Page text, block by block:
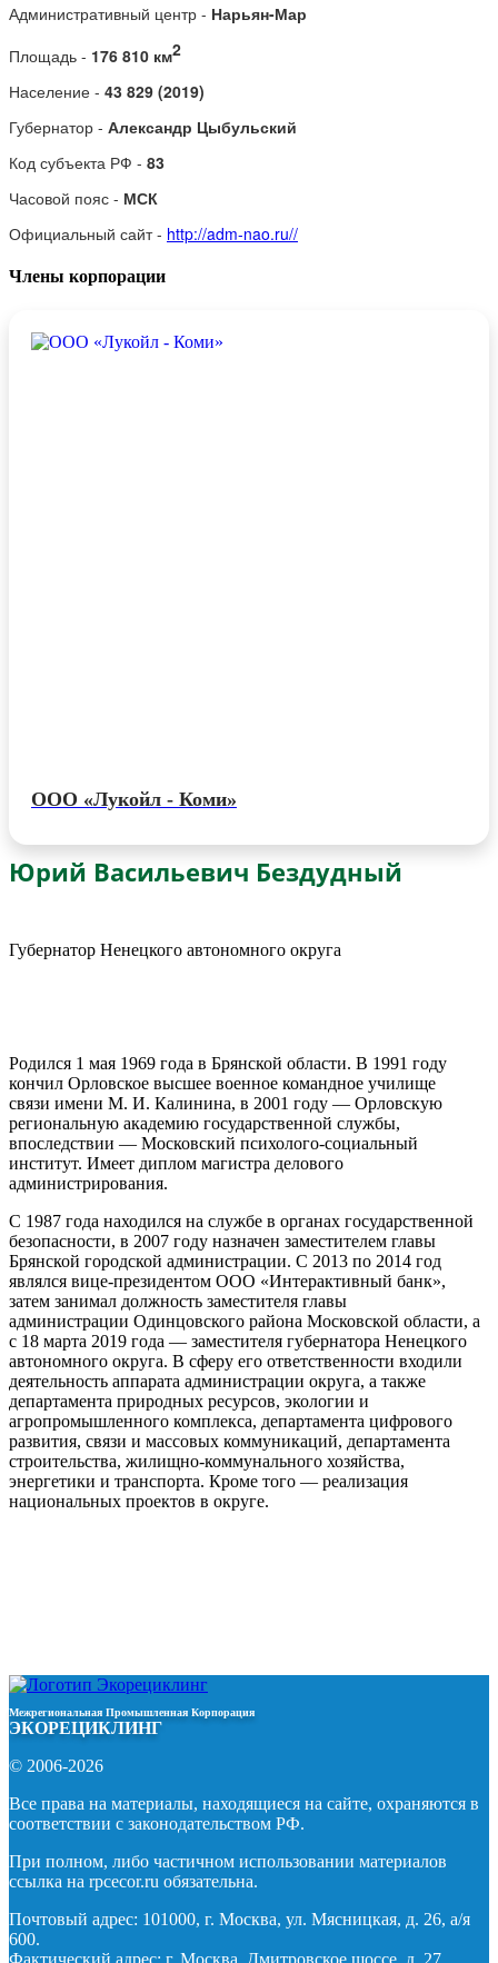
Административный центр - Нарьян-Мар
Площадь - 176 810 км2
Население - 43 829 (2019)
Губернатор - Александр Цыбульский
Код субъекта РФ - 83
Часовой пояс - МСК
Официальный сайт - http://adm-nao.ru//
Члены корпорации
ООО «Лукойл - Коми»
Юрий Васильевич Бездудный
Губернатор Ненецкого автономного округа
Родился 1 мая 1969 года в Брянской области. В 1991 году
кончил Орловское высшее военное командное училище
связи имени М. И. Калинина, в 2001 году — Орловскую
региональную академию государственной службы,
впоследствии — Московский психолого-социальный
институт. Имеет диплом магистра делового
администрирования.
С 1987 года находился на службе в органах государственной
безопасности, в 2007 году назначен заместителем главы
Брянской городской администрации. С 2013 по 2014 год
являлся вице-президентом ООО «Интерактивный банк»,
затем занимал должность заместителя главы
администрации Одинцовского района Московской области, а
с 18 марта 2019 года — заместителя губернатора Ненецкого
автономного округа. В сферу его ответственности входили
деятельность аппарата администрации округа, а также
департамента природных ресурсов, экологии и
агропромышленного комплекса, департамента цифрового
развития, связи и массовых коммуникаций, департамента
строительства, жилищно-коммунального хозяйства,
энергетики и транспорта. Кроме того — реализация
национальных проектов в округе.
Межрегиональная Промышленная Корпорация
ЭКОРЕЦИКЛИНГ
© 2006-2026
Все права на материалы, находящиеся на сайте, охраняются в
соответствии с законодательством РФ.
При полном, либо частичном использовании материалов
ссылка на rpcecor.ru обязательна.
Почтовый адрес: 101000, г. Москва, ул. Мясницкая, д. 26, а/я
600.
Фактический адрес: г. Москва, Дмитровское шоссе, д. 27